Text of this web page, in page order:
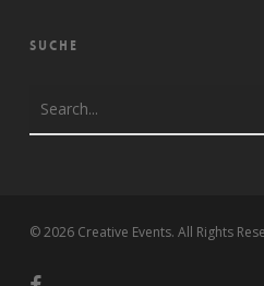
SUCHE
© 2026 Creative Events. All Rights
facebook